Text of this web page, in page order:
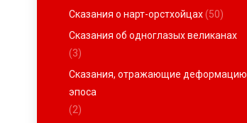
Сказания о нарт-орстхойцах(50)
Сказания об одноглазых великанах
(3)
Сказания, отражающие деформацию
эпоса
(2)